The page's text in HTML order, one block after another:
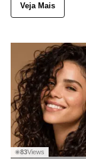
Veja Mais
◉83Views